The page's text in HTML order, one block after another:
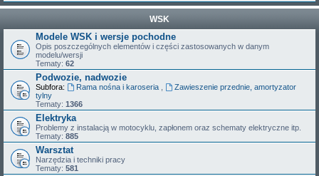
WSK
Modele WSK i wersje pochodne
Opis poszczególnych elementów i części zastosowanych w danym
modelu/wersji
Tematy: 62
Podwozie, nadwozie
Subfora: Rama nośna i karoseria
Zawieszenie przednie, amortyzator
tylny
Tematy: 1366
Elektryka
Problemy z instalacją w motocyklu, zapłonem oraz schematy elektryczne itp.
Tematy: 885
Warsztat
Narzędzia i techniki pracy
Tematy: 581